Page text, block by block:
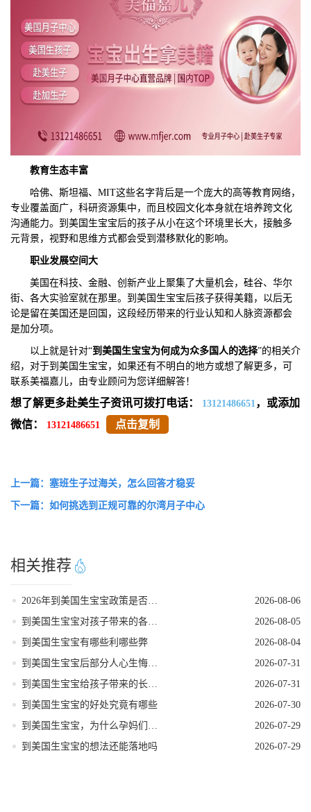
教育生态丰富
哈佛、斯坦福、MIT这些名字背后是一个庞大的高等教育网络，
专业覆盖面广，科研资源集中，而且校园文化本身就在培养跨文化
沟通能力。到美国生宝宝后的孩子从小在这个环境里长大，接触多
元背景，视野和思维方式都会受到潜移默化的影响。
职业发展空间大
美国在科技、金融、创新产业上聚集了大量机会，硅谷、华尔
街、各大实验室就在那里。到美国生宝宝后孩子获得美籍，以后无
论是留在美国还是回国，这段经历带来的行业认知和人脉资源都会
是加分项。
以上就是针对“到美国生宝宝为何成为众多国人的选择”的相关介
绍，对于到美国生宝宝，如果还有不明白的地方或想了解更多，可
联系美福嘉儿，由专业顾问为您详细解答！
想了解更多赴美生子资讯可拨打电话： 13121486651，或添加
微信：
13121486651 点击复制
上一篇：塞班生子过海关，怎么回答才稳妥
下一篇：如何挑选到正规可靠的尔湾月子中心
相关推荐
2026年到美国生宝宝政策是否发生变动
2026-08-06
到美国生宝宝对孩子带来的各种好处
2026-08-05
到美国生宝宝有哪些利哪些弊
2026-08-04
到美国生宝宝后部分人心生悔意是怎么回事
2026-07-31
到美国生宝宝给孩子带来的长期发展红利
2026-07-31
到美国生宝宝的好处究竟有哪些
2026-07-30
到美国生宝宝，为什么孕妈们大多首选洛杉矶
2026-07-29
到美国生宝宝的想法还能落地吗
2026-07-29